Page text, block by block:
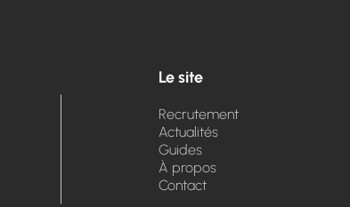
Le site
Recrutement
Actualités
Guides
À propos
Contact